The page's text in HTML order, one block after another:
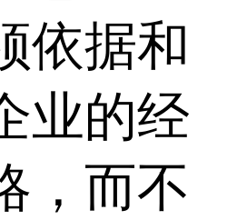
依据和
业的经
，而不